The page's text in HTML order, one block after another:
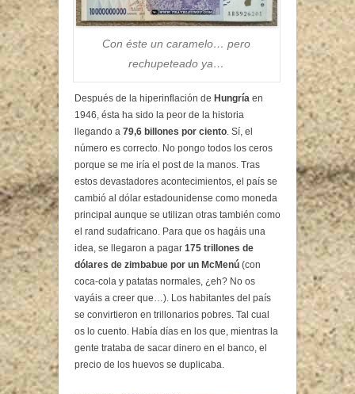
Con éste un caramelo… pero
rechupeteado ya…
Después de la hiperinflación de Hungría en
1946, ésta ha sido la peor de la historia
llegando a 79,6 billones por ciento . Sí, el
número es correcto. No pongo todos los ceros
porque se me iría el post de la manos. Tras
estos devastadores acontecimientos, el país se
cambió al dólar estadounidense como moneda
principal aunque se utilizan otras también como
el rand sudafricano. Para que os hagáis una
idea, se llegaron a pagar 175 trillones de
dólares de zimbabue por un McMenú (con
coca-cola y patatas normales, ¿eh? No os
vayáis a creer que…). Los habitantes del país
se convirtieron en trillonarios pobres. Tal cual
os lo cuento. Había días en los que, mientras la
gente trataba de sacar dinero en el banco, el
precio de los huevos se duplicaba.